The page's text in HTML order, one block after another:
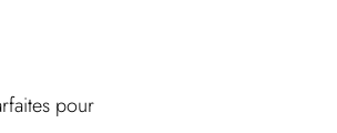
pour